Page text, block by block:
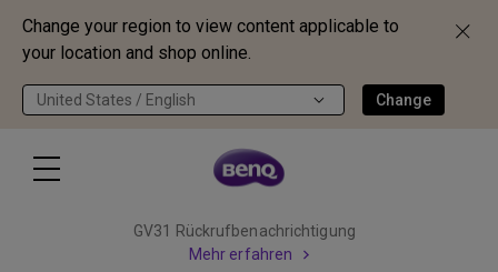
Change your region to view content applicable to
your location and shop online.
United States / English Change
GV31 Rückrufbenachrichtigung
Mehr erfahren